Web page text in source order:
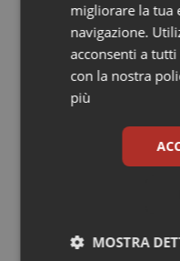
Puglia
Sardegna
Malattie rare
Malattia di
Neuroscienze
modelli di
clinici ad
uso
migliorare la tua
navigazione.
acconsenti a
con la nostra
più
MOSTRA